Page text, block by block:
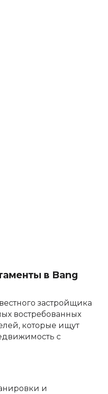
в Bang
застройщика
востребованных
которые ищут
с
и